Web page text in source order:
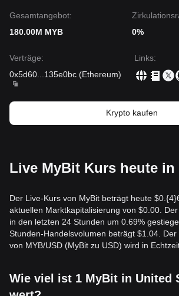
Gesamtangebot:
180.00M MYB
0%
Verträge:
0x5d60
135e0bc (Ethereum)
Links:
Krypto kaufen
Live MyBit Kurs heute in
Der Live-Kurs von MyBit beträgt heute
aktuellen Marktkapitalisierung von $0.00.
in den letzten 24 Stunden um 0.69%
Stunden-Handelsvolumen beträgt $1.04.
von MYB/USD (MyBit zu USD) wird in
Wie viel ist 1 MyBit in United